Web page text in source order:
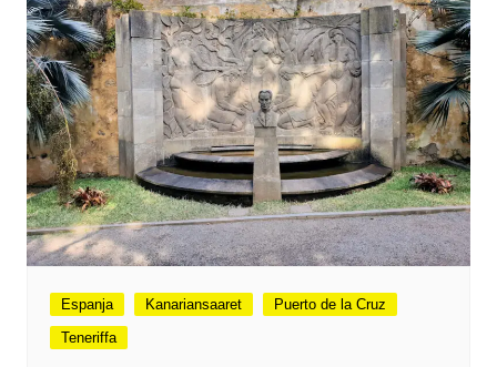
Espanja Kanariansaaret
Puerto de la Cruz
Teneriffa